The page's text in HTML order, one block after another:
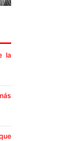
la